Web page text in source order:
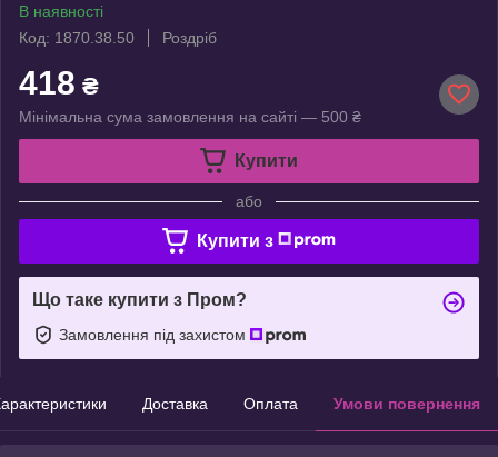
В наявності
Код: 1870.38.50
Роздріб
418 ₴
Мінімальна сума замовлення на сайті — 500 ₴
Купити
або
Купити з
Що таке купити з Пром?
Замовлення під захистом
Доставка Оплата Умови повернення